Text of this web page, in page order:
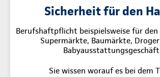
Sicherheit für den
Berufshaftpflicht beispielsweise für den
Supermärkte, Baumärkte,
Sie wissen worauf es bei dem